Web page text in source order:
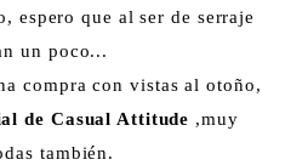
espero que al ser de serraje
un poco...
compra con vistas al otoño,
de Casual Attitude ,muy
también.